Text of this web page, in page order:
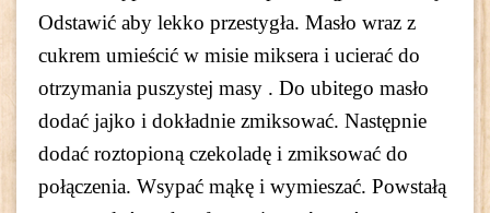
Odstawić aby lekko przestygła. Masło wraz z
cukrem umieścić w misie miksera i ucierać do
otrzymania puszystej masy . Do ubitego masło
dodać jajko i dokładnie zmiksować. Następnie
dodać roztopioną czekoladę i zmiksować do
połączenia. Wsypać mąkę i wymieszać. Powstałą